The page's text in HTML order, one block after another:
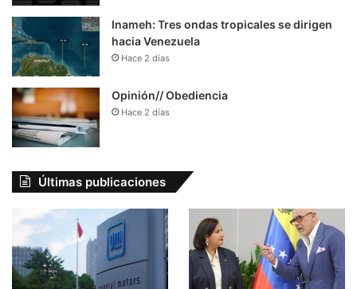
Inameh: Tres ondas tropicales se dirigen
hacia Venezuela
Hace 2 días
Opinión// Obediencia
Hace 2 días
Últimas publicaciones